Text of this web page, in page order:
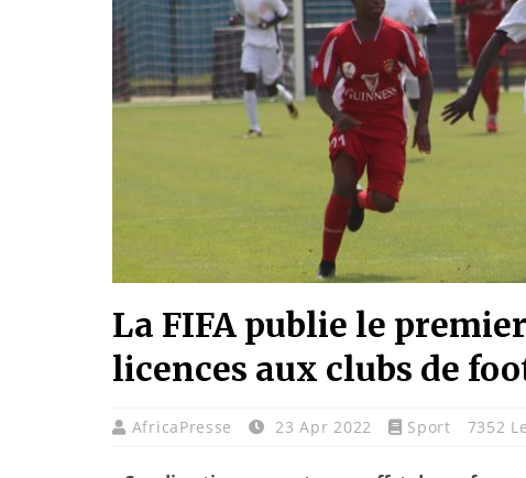
La FIFA publie le
licences aux clubs de
AfricaPresse 23 Apr 2022 Sport 7352